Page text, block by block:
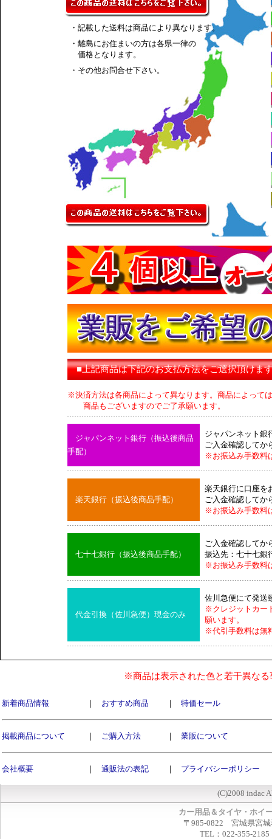
・記載した送料は商品により異なります。
・離島にお住まいの方は各県一律の
価格となります。
・その他お問合せ下さい。
■上記商品は下記のお支払方法をご選択頂けま
※決済方法は各商品によって異なります。商品によって
商品もございますのでご了承願います。
ジャパンネット銀行（振込後商品
手配）
ジャパンネット銀
ご入金確認してか
※お振込み手数料
楽天銀行（振込後商品手配）
楽天銀行に口座を
ご入金確認してか
※お振込み手数料
七十七銀行（振込後商品手配）
ご入金確認してか
振込先：七十七銀
※お振込み手数料
代金引換（佐川急便）現金のみ
佐川急便にて発送
※クレジットカー
願います。
※代引手数料は無
※商品は表示された色と若干異な
新着商品情報 ｜ おすすめ商品 ｜ 特価セール
掲載商品について ｜ ご購入方法 ｜ 業販について
会社概要 ｜ 通販法の表記 ｜ プライバシーポリシー
(C)2008 indac
カー用品＆タイヤ・ホイ
〒985-0822 宮城県宮城
TEL：022-355-